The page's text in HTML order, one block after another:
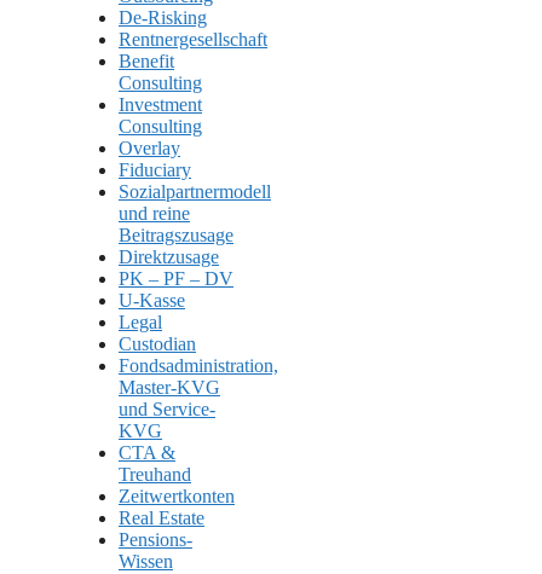
De-Risking
Rentnergesellschaft
Benefit
Consulting
Investment
Consulting
Overlay
Fiduciary
Sozialpartnermodell
und reine
Beitragszusage
Direktzusage
PK – PF – DV
U-Kasse
Legal
Custodian
Fondsadministration,
Master-KVG
und Service-
KVG
CTA &
Treuhand
Zeitwertkonten
Real Estate
Pensions-
Wissen